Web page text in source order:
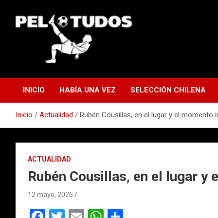
contenido
INICIO HABÍA UNA VEZ SELECCIÓN CHILENA
Inicio Actualidad Rubén Cousillas, en el lugar y el momento
ACTUALIDAD
Rubén Cousillas, en el lugar y
12 mayo, 2026